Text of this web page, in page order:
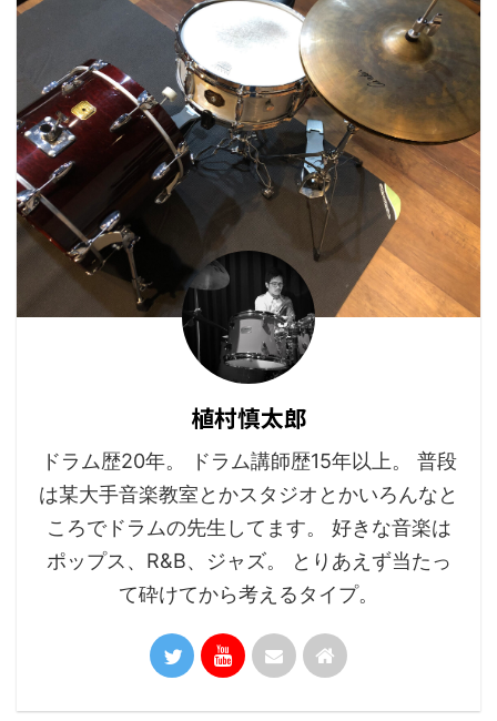
z18wi — 慎太郎
(@shintaro_163cm)
February 15, 2022 周
りの先輩方から、「iPad
あると何かと便利よ。持
っといて損はないよ」と
結構言われていました。
10年前になんとな ...
植村慎太郎
ドラム歴20年。 ドラム講師歴15年以上。 普段
は某大手音楽教室とかスタジオとかいろんなと
ころでドラムの先生してます。 好きな音楽は
ポップス、R&B、ジャズ。 とりあえず当たっ
て砕けてから考えるタイプ。